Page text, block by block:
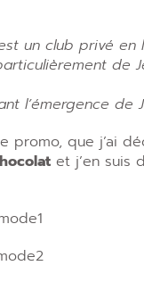
un club privé
de
l’émergence de
promo, que j’ai
et j’en suis